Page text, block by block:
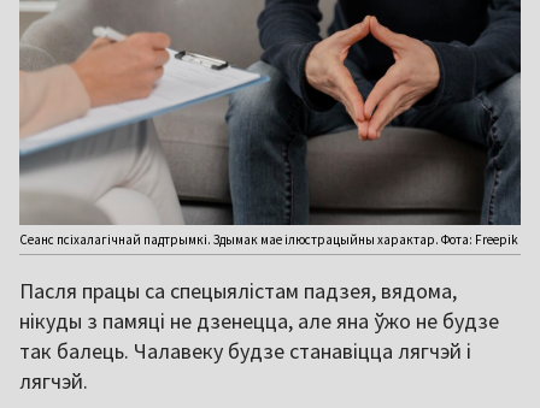
Сеанс псіхалагічнай падтрымкі. Здымак мае ілюстрацыйны характар. Фота: Freepik
Пасля працы са спецыялістам падзея, вядома,
нікуды з памяці не дзенецца, але яна ўжо не будзе
так балець. Чалавеку будзе станавіцца лягчэй і
лягчэй.